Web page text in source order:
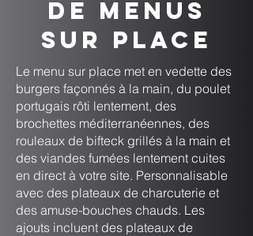
de menus
sur place
Le menu sur place met en vedette des
burgers façonnés à la main, du poulet
portugais rôti lentement, des
brochettes méditerranéennes, des
rouleaux de bifteck grillés à la main et
des viandes fumées lentement cuites
en direct à votre site. Personnalisable
avec des plateaux de charcuterie et
des amuse-bouches chauds. Les
ajouts incluent des plateaux de